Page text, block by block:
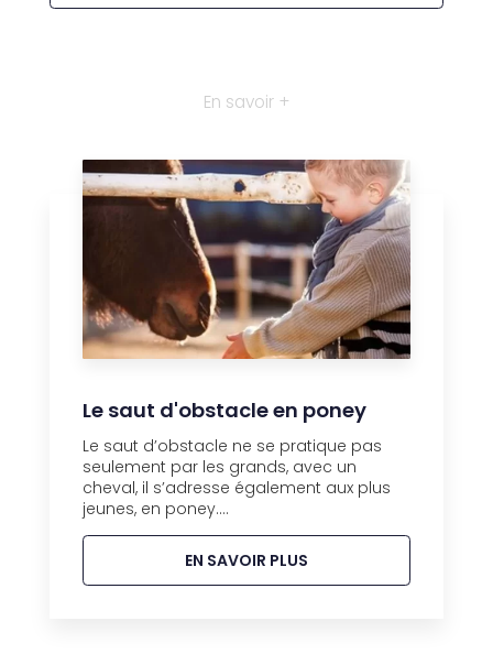
En savoir +
Le saut d'obstacle en poney
Le saut d’obstacle ne se pratique pas
seulement par les grands, avec un
cheval, il s’adresse également aux plus
jeunes, en poney....
EN SAVOIR PLUS